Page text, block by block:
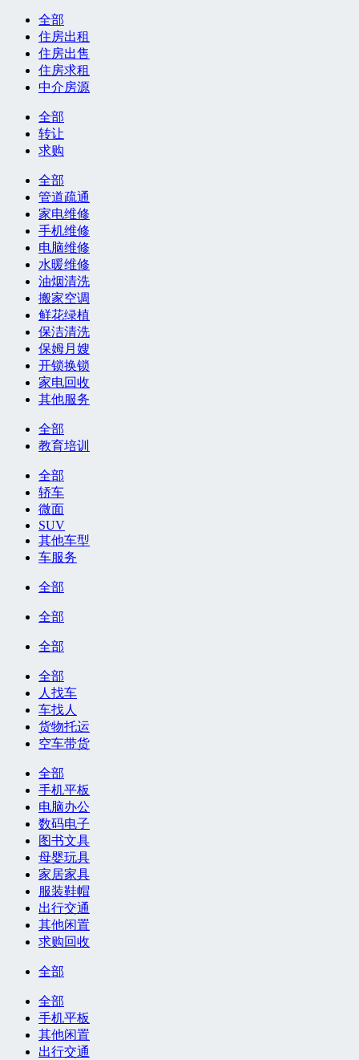
全部
住房出租
住房出售
住房求租
中介房源
全部
转让
求购
全部
管道疏通
家电维修
手机维修
电脑维修
水暖维修
油烟清洗
搬家空调
鲜花绿植
保洁清洗
保姆月嫂
开锁换锁
家电回收
其他服务
全部
教育培训
全部
轿车
微面
SUV
其他车型
车服务
全部
全部
全部
全部
人找车
车找人
货物托运
空车带货
全部
手机平板
电脑办公
数码电子
图书文具
母婴玩具
家居家具
服装鞋帽
出行交通
其他闲置
求购回收
全部
全部
手机平板
其他闲置
出行交通